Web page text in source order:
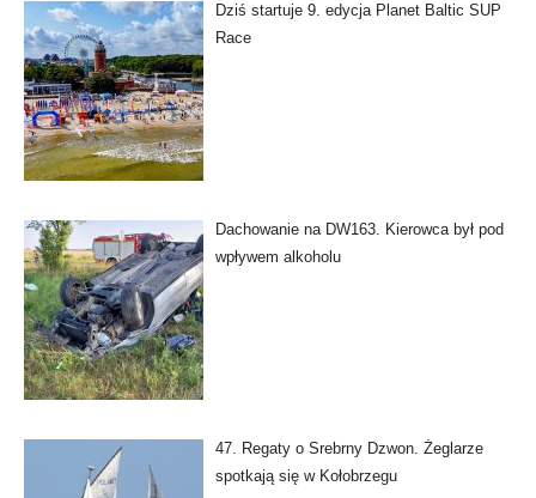
Dziś startuje 9. edycja Planet Baltic SUP
Race
Dachowanie na DW163. Kierowca był pod
wpływem alkoholu
47. Regaty o Srebrny Dzwon. Żeglarze
spotkają się w Kołobrzegu